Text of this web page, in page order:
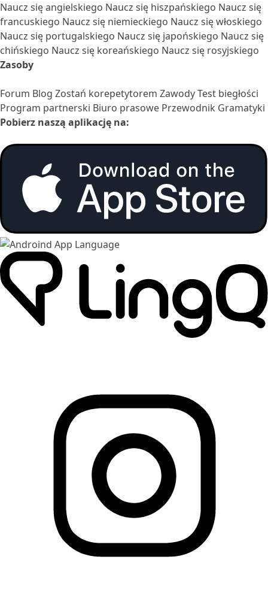
Naucz się angielskiego Naucz się hiszpańskiego Naucz się
francuskiego Naucz się niemieckiego Naucz się włoskiego
Naucz się portugalskiego Naucz się japońskiego Naucz się
chińskiego Naucz się koreańskiego Naucz się rosyjskiego
Zasoby
Forum Blog Zostań korepetytorem ZawodyTest biegłości
Program partnerski Biuro prasowe Przewodnik Gramatyki
Pobierz naszą aplikację na: